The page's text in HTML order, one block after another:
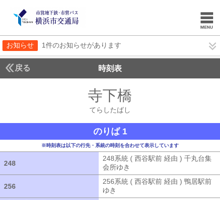
お知らせ 1件のお知らせがあります
戻る 時刻表
寺下橋
てらしたばし
のりば 1
※時刻表は以下の行先・系統の時刻を合わせて表示しています
248
248系統 ( 西谷駅前 経由 ) 千丸台集
会所ゆき
256
256系統 ( 西谷駅前 経由 ) 鴨居駅前
ゆき